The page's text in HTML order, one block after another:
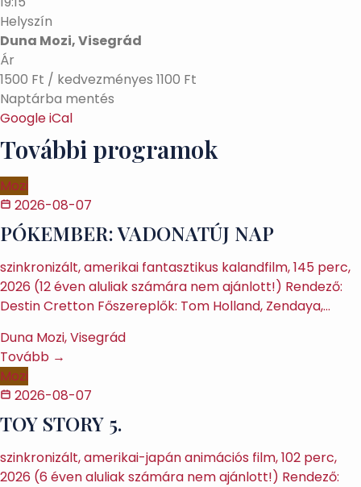
Helyszín
Duna Mozi, Visegrád
Ár
1500 Ft / kedvezményes 1100 Ft
Naptárba mentés
GoogleiCal
További programok
Mozi
2026-08-07
PÓKEMBER: VADONATÚJ NAP
szinkronizált, amerikai fantasztikus kalandfilm, 145 perc,
2026 (12 éven aluliak számára nem ajánlott!) Rendező:
Destin Cretton Főszereplők: Tom Holland, Zendaya,…
Duna Mozi, Visegrád
Tovább →
Mozi
2026-08-07
TOY STORY 5.
szinkronizált, amerikai-japán animációs film, 102 perc,
2026 (6 éven aluliak számára nem ajánlott!) Rendező: